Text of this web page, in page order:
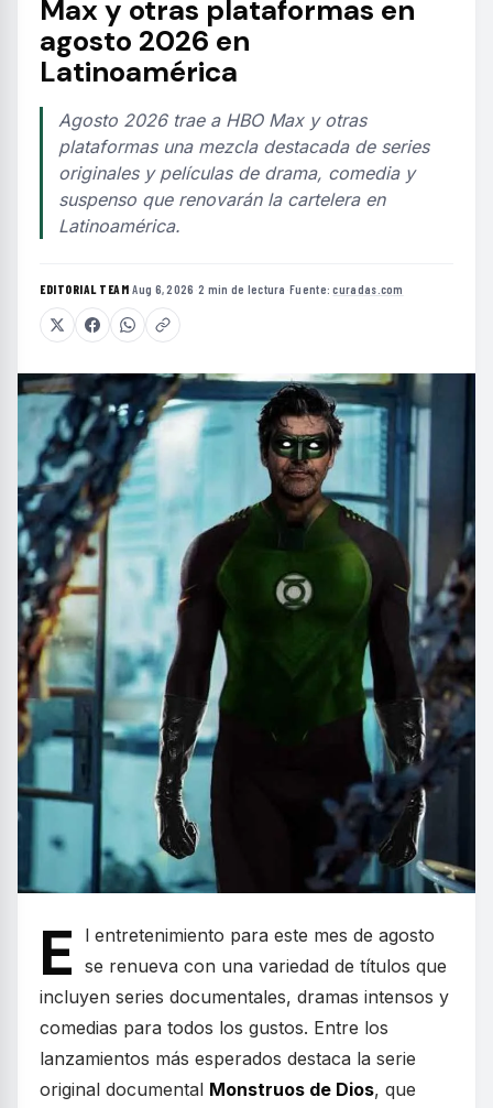
Max y otras plataformas en
agosto 2026 en
Latinoamérica
Agosto 2026 trae a HBO Max y otras
plataformas una mezcla destacada de series
originales y películas de drama, comedia y
suspenso que renovarán la cartelera en
Latinoamérica.
EDITORIAL TEAM·Aug 6, 2026 ·2 min de lectura ·Fuente:curadas.com
E
l entretenimiento para este mes de agosto
se renueva con una variedad de títulos que
incluyen series documentales, dramas intensos y
comedias para todos los gustos. Entre los
lanzamientos más esperados destaca la serie
original documental Monstruos de Dios, que